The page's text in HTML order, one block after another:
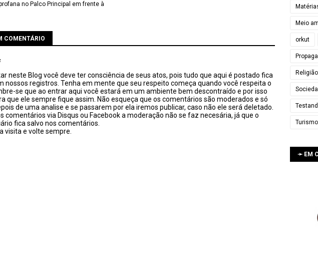
no Palco Principal em frente à
COMENTÁRIO
neste Blog você deve ter consciência de seus atos, pois tudo que aqui é postado fica
nossos registros. Tenha em mente que seu respeito começa quando você respeita o
se que ao entrar aqui você estará em um ambiente bem descontraído e por isso
que ele sempre fique assim. Não esqueça que os comentários são moderados e só
de uma analise e se passarem por ela iremos publicar, caso não ele será deletado.
comentários via Disqus ou Facebook a moderação não se faz necesária, já que o
fica salvo nos comentários.
visita e volte sempre.
Meio
orkut
Religião
Turismo
➛ EM